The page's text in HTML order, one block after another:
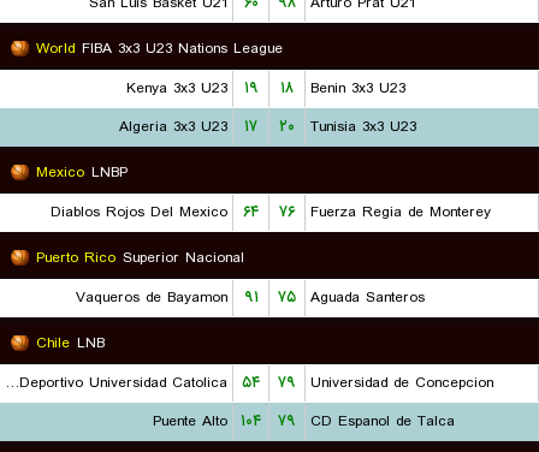
World FIBA 3x3 U23 Nations League
Kenya 3x3 U23
۱۹ ۱۸
Benin 3x3 U23
Algeria 3x3 U23
۱۷ ۲۰
Tunisia 3x3 U23
Mexico LNBP
Diablos Rojos Del Mexico
۶۴ ۷۶
Fuerza Regia de Monterey
Puerto Rico Superior Nacional
Vaqueros de Bayamon
۹۱ ۷۵
Aguada Santeros
Chile LNB
Club Deportivo Universidad Catolica
۵۴ ۷۹
Universidad de Concepcion
Puente Alto
۱۰۴ ۷۹
CD Espanol de Talca